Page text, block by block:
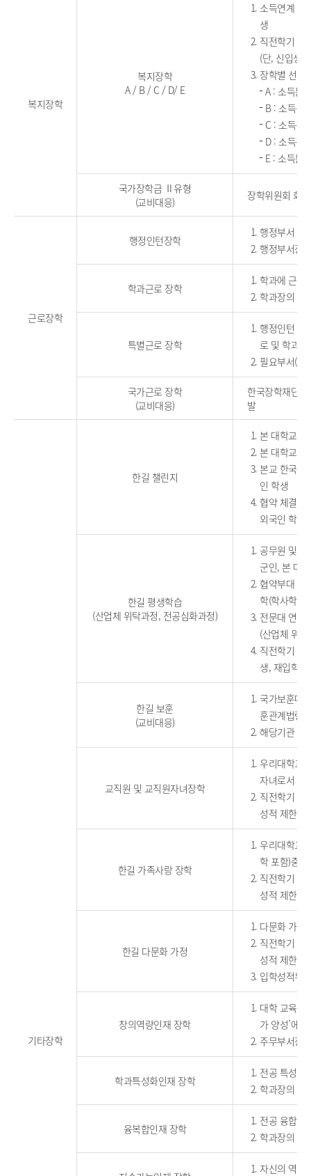
복지장학
복지장학
A / B / C / D/ E
소득연계 국
생
직전학기 평
(단, 신입생
장학별 선정
A : 소득분
B : 소득분
C : 소득분
D : 소득분
E : 소득분
국가장학금 Ⅱ유형
(교비대응)
장학위원회 회
근로장학
행정인턴장학
행정부서 및
행정부서장
학과근로 장학
학과에 근로
학과장의 추
특별근로 장학
행정인턴 및
로 및 학과
필요부서(학
국가근로 장학
(교비대응)
한국장학재단
발
기타장학
한길 챌린지
본 대학교
본 대학교
본교 한국어
인 학생
협약 체결 된
외국인 학생
한길 평생학습
(산업체 위탁과정, 전공심화과정)
공무원 및
군인, 본 대
협약부대 직
학(학사학위
전문대 연계
(산업체 위
직전학기 백
생, 재입학
한길 보훈
(교비대응)
국가보훈대
훈관계법령
해당기관 발
교직원 및 교직원자녀장학
우리대학교
자녀로서 재
직전학기 백
성적 제한 없
한길 가족사랑 장학
우리대학교
학 포함)중
직전학기 백
성적 제한 없
한길 다문화 가정
다문화 가정
직전학기 백
성적 제한 없
입학성적우
창의역량인재 장학
대학 교육목
가 양성’에
주무부서장
학과특성화인재 장학
전공 특성화
학과장의 추
융복합인재 장학
전공 융합
학과장의 추
자신의 역량